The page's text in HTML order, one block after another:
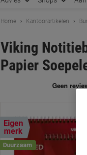
Home Kantoorartikelen
Viking
Papier
Eigen
merk
Duurzaam